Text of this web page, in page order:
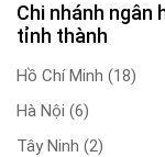
Chi nhánh ngân
tỉnh thành
Hồ Chí Minh (18)
Hà Nội (6)
Tây Ninh (2)